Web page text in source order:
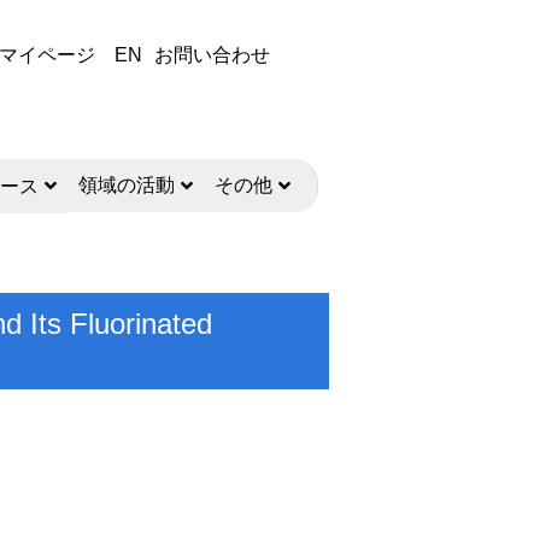
マイページ EN お問い合わせ
ス 領域の活動 その他
Its Fluorinated